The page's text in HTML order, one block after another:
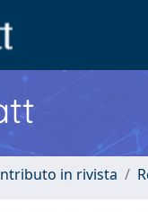
in rivista